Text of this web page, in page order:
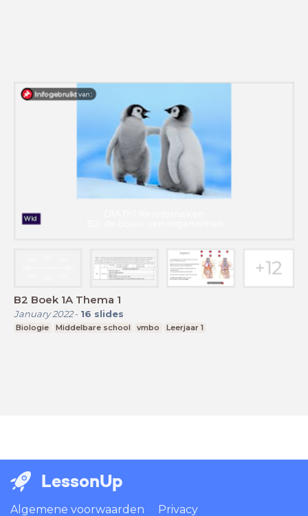
B2 Boek 1A Thema 1
January 2022- 16 slides
Biologie Middelbare school vmbo Leerjaar 1
LessonUp
Algemene voorwaarden Privacy